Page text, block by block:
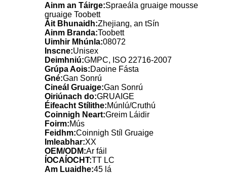
Ainm an Táirge:Spraeála gruaige mousse
gruaige Toobett
Áit Bhunaidh:Zhejiang, an tSín
Ainm Branda:Toobett
Uimhir Mhúnla:08072
Inscne:Unisex
Deimhniú:GMPC, ISO 22716-2007
Grúpa Aois:Daoine Fásta
Gné:Gan Sonrú
Cineál Gruaige:Gan Sonrú
Oiriúnach do:GRUAIGE
Éifeacht Stílithe:Múnlú/Cruthú
Coinnigh Neart:Greim Láidir
Foirm:Mús
Feidhm:Coinnigh Stíl Gruaige
Imleabhar:XX
OEM/ODM:Ar fáil
ÍOCAÍOCHT:TT LC
Am Luaidhe:45 lá